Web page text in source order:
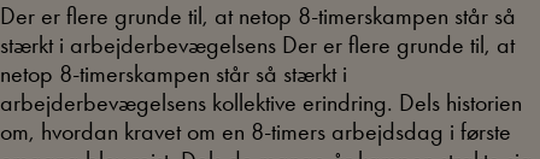
Der er flere grunde til, at netop 8-timerskampen står så
stærkt i arbejderbevægelsens Der er flere grunde til, at
netop 8-timerskampen står så stærkt i
arbejderbevægelsens kollektive erindring. Dels historien
om, hvordan kravet om en 8-timers arbejdsdag i første